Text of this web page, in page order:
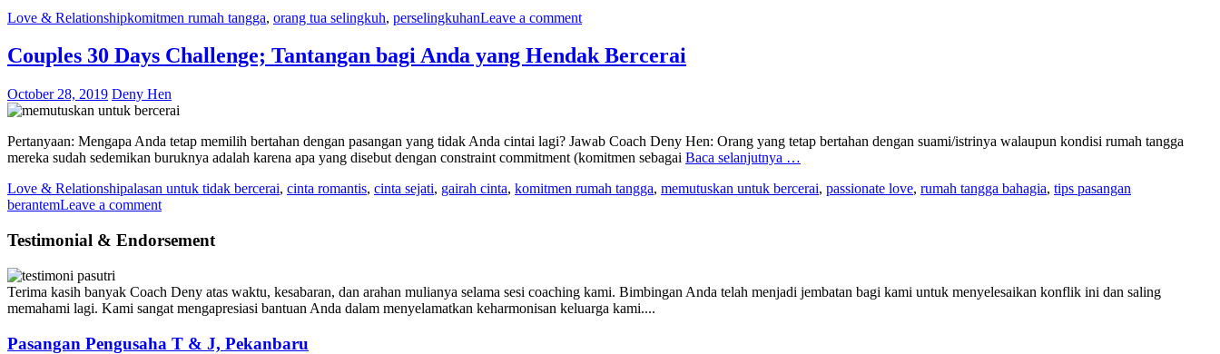
Love & Relationshipkomitmen rumah tangga, orang tua selingkuh, perselingkuhanLeave a comment
Couples 30 Days Challenge; Tantangan bagi Anda yang Hendak Bercerai
October 28, 2019 Deny Hen
Pertanyaan: Mengapa Anda tetap memilih bertahan dengan pasangan yang tidak Anda cintai lagi? Jawab Coach Deny Hen: Orang yang tetap bertahan dengan suami/istrinya walaupun kondisi rumah tangga
mereka sudah sedemikan buruknya adalah karena apa yang disebut dengan constraint commitment (komitmen sebagai Baca selanjutnya …
Love & Relationshipalasan untuk tidak bercerai, cinta romantis, cinta sejati, gairah cinta, komitmen rumah tangga, memutuskan untuk bercerai, passionate love, rumah tangga bahagia, tips pasangan
berantemLeave a comment
Testimonial & Endorsement
Terima kasih banyak Coach Deny atas waktu, kesabaran, dan arahan mulianya selama sesi coaching kami. Bimbingan Anda telah menjadi jembatan bagi kami untuk menyelesaikan konflik ini dan saling
memahami lagi. Kami sangat mengapresiasi bantuan Anda dalam menyelamatkan keharmonisan keluarga kami....
Pasangan Pengusaha T & J, Pekanbaru